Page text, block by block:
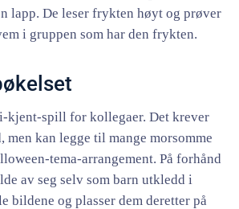
lapp. De leser frykten høyt og prøver
i gruppen som har den frykten.
kjent-spill for kollegaer. Det krever
kan legge til mange morsomme
tema-arrangement. På forhånd
av seg selv som barn utkledd i
bildene og plasser dem deretter på